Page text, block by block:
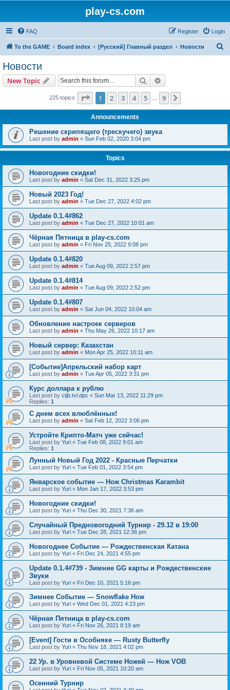
play-cs.com
FAQ Login
Register
To the GAME Board index [Русский] Главный раздел Новости
Новости
New Topic Search
225 topics Page 1of 9
1 2 3 4 5 9
Announcements
Решение скрипящего (трескучего) звука
Last post by admin « Sun Feb 02, 2020 3:04 pm
Topics
Новогодние скидки!
Last post by admin « Sat Dec 31, 2022 3:25 pm
Новый 2023 Год!
Last post by admin « Tue Dec 27, 2022 4:02 pm
Update 0.1.4#862
Last post by admin « Tue Dec 27, 2022 10:01 am
Чёрная Пятница в play-cs.com
Last post by admin « Fri Nov 25, 2022 9:08 pm
Update 0.1.4#820
Last post by admin « Tue Aug 09, 2022 2:57 pm
Update 0.1.4#814
Last post by admin « Tue Aug 09, 2022 2:52 pm
Update 0.1.4#807
Last post by admin « Sat Jun 04, 2022 10:04 am
Обновление настроек серверов
Last post by admin « Thu May 26, 2022 10:17 am
Новый сервер: Казахстан
Last post by admin « Mon Apr 25, 2022 10:11 am
[Событие]Апрельский набор карт
Last post by admin « Tue Apr 05, 2022 3:31 pm
Курс доллара к рублю
Last post by ctjb.tvl.dpc « Sun Mar 13, 2022 11:29 pm
Replies: 1
С днем всех влюблённых!
Last post by admin « Sat Feb 12, 2022 3:06 pm
Устройте Крипто-Матч уже сейчас!
Last post by Yuri « Tue Feb 08, 2022 9:01 am
Replies: 1
Лунный Новый Год 2022 - Красные Перчатки
Last post by Yuri « Tue Feb 01, 2022 3:54 pm
Январское событие — Нож Christmas Karambit
Last post by Yuri « Mon Jan 17, 2022 3:53 pm
Новогодние скидки!
Last post by Yuri « Thu Dec 30, 2021 7:36 am
Случайный Предновогодний Турнир - 29.12 в 19:00
Last post by Yuri « Tue Dec 28, 2021 12:36 pm
Новогоднее Событие — Рождественская Катана
Last post by Yuri « Fri Dec 24, 2021 4:55 pm
Update 0.1.4#739 - Зимние GG карты и Рождественские
Звуки
Last post by Yuri « Fri Dec 10, 2021 5:16 pm
Зимнее Событие — Snowflake Нож
Last post by Yuri « Wed Dec 01, 2021 4:23 pm
Чёрная Пятница в play-cs.com
Last post by Yuri « Fri Nov 26, 2021 8:19 am
[Event] Гости в Особняке — Rusty Butterfly
Last post by Yuri « Thu Nov 18, 2021 4:02 pm
22 Ур. в Уровневой Системе Ножей — Нож VOB
Last post by Yuri « Fri Nov 05, 2021 10:20 am
Осенний Турнир